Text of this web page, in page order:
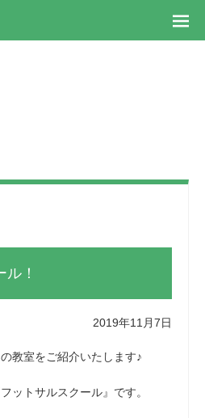
！
2019年11月7日
教室をご紹介いたします♪
ットサルスクール』です。